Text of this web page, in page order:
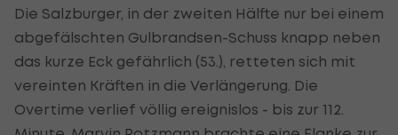
Die Salzburger, in der zweiten Hälfte nur bei einem
abgefälschten Gulbrandsen-Schuss knapp neben
das kurze Eck gefährlich (53.), retteten sich mit
vereinten Kräften in die Verlängerung. Die
Overtime verlief völlig ereignislos - bis zur 112.